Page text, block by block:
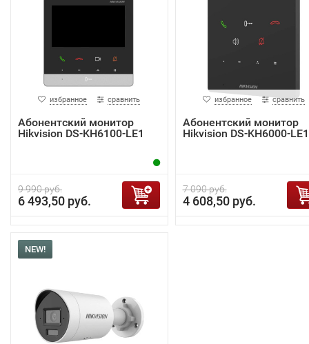
избранное сравнить
Абонентский монитор
Hikvision DS-KH6100-LE1
9 990 руб.
6 493,50 руб.
избранное сравнить
Абонентский монитор
Hikvision DS-KH6000-LE1
7 090 руб.
4 608,50 руб.
NEW!